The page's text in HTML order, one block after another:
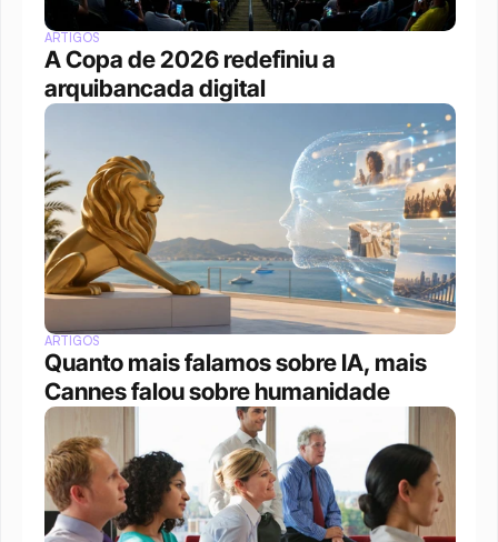
ARTIGOS
A Copa de 2026 redefiniu a
arquibancada digital
ARTIGOS
Quanto mais falamos sobre IA, mais
Cannes falou sobre humanidade